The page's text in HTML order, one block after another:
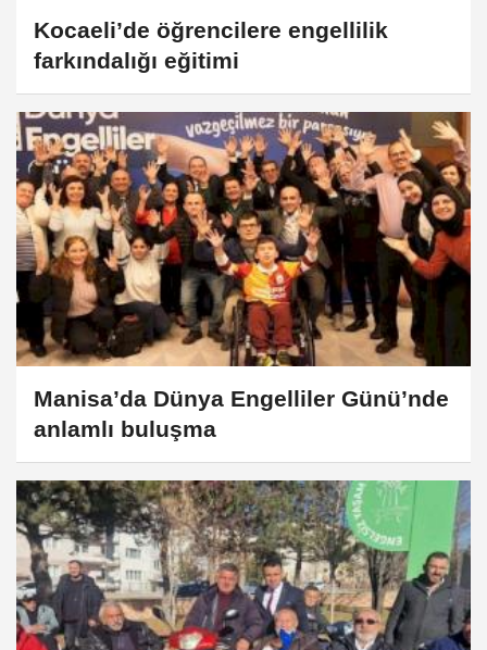
Kocaeli’de öğrencilere engellilik
farkındalığı eğitimi
Manisa’da Dünya Engelliler Günü’nde
anlamlı buluşma